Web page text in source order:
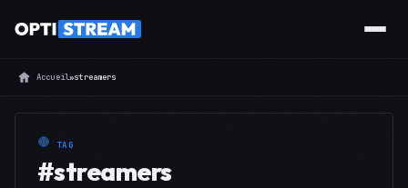
Accueil»streamers
TAG
#streamers